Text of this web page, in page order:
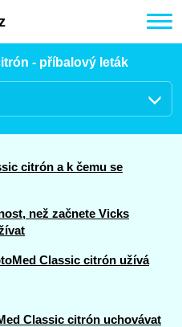
- příbalový leták
citrón a k čemu se
než začnete Vicks
Classic citrón užívá
Classic citrón uchovávat